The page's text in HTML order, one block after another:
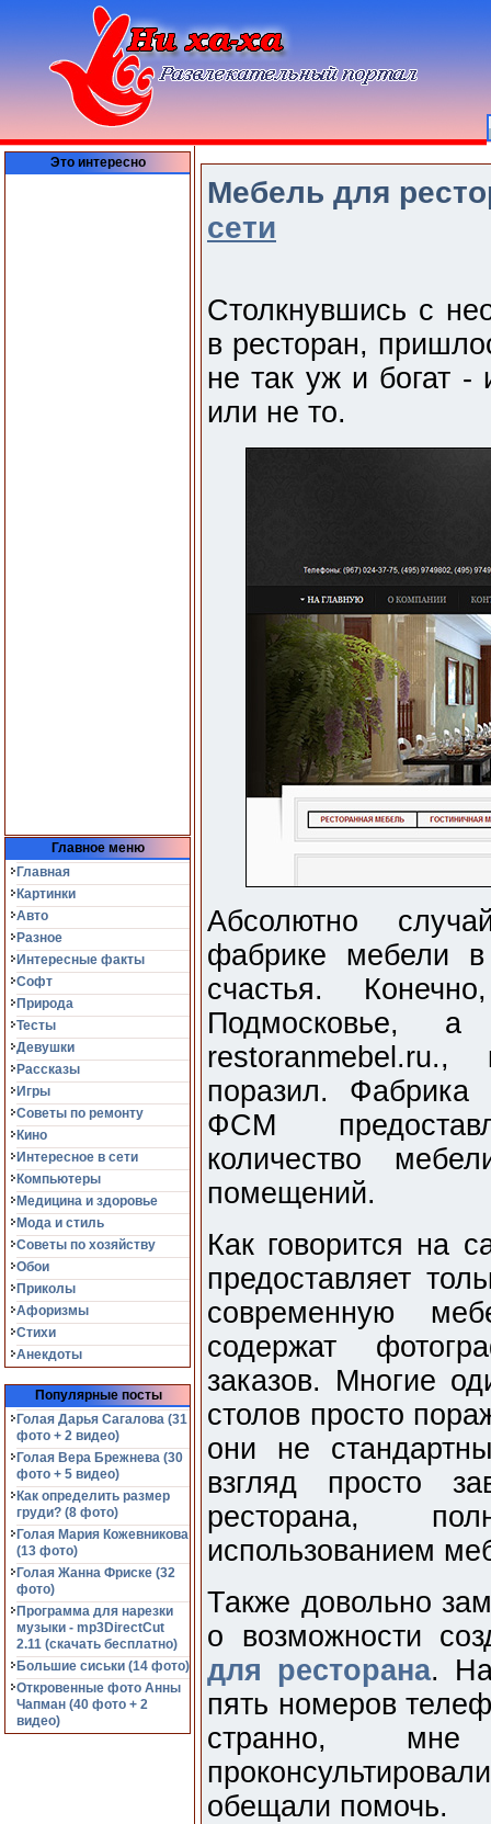
Это интересно
Главное меню
Главная
Картинки
Авто
Разное
Интересные факты
Софт
Природа
Тесты
Девушки
Рассказы
Игры
Советы по ремонту
Кино
Интересное в сети
Компьютеры
Медицина и здоровье
Мода и стиль
Советы по хозяйству
Обои
Приколы
Афоризмы
Стихи
Анекдоты
Популярные посты
Голая Дарья Сагалова (31
фото + 2 видео)
Голая Вера Брежнева (30
фото + 5 видео)
Как определить размер
груди? (8 фото)
Голая Мария Кожевникова
(13 фото)
Голая Жанна Фриске (32
фото)
Программа для нарезки
музыки - mp3DirectCut
2.11 (cкачать бесплатно)
Большие сиськи (14 фото)
Откровенные фото Анны
Чапман (40 фото + 2
видео)
Мебель для
сети
Столкнувшись с
в ресторан,
не так уж и богат -
или не то.
Абсолютно
фабрике мебели
счастья.
Подмосковье,
restoranmebel.ru.,
поразил.
ФСМ
количество
помещений.
Как говорится на
предоставляет
современную
содержат
заказов. Многие
столов просто
они не
взгляд просто
ресторана,
использованием
Также довольно
о возможности
для ресторана.
пять номеров
странно,
обещали помочь.